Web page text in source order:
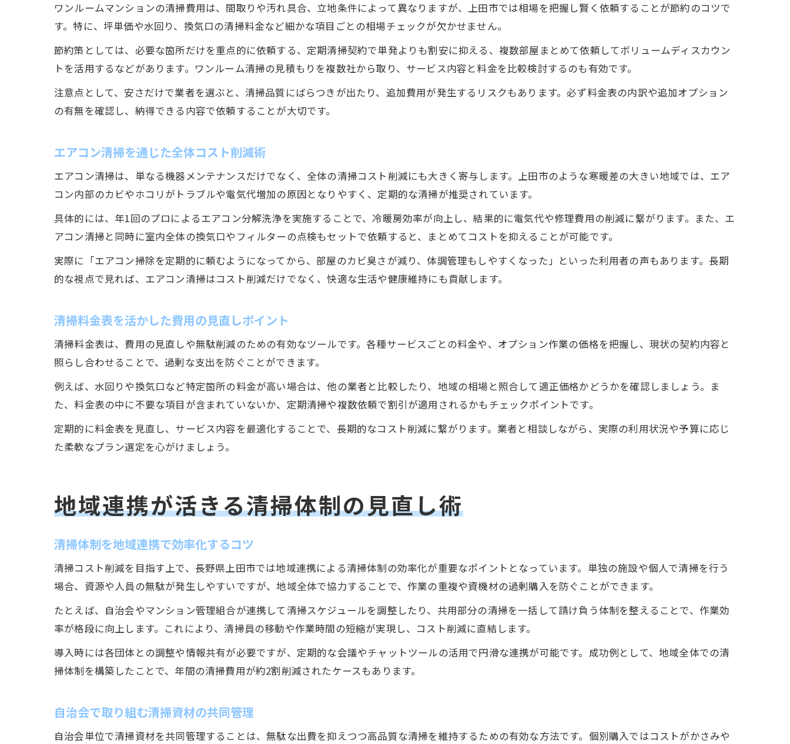
作業効率化で人件費・資材代を同時に削減
清掃人員の最適配置がコスト減に直結
清掃品質を守りつつコストを下げる極意
清掃品質維持とコスト削減の両立方法
ヤニ汚れ対策を徹底し費用負担を軽減
定期的な清掃見直しで資源を有効活用
ワンルームマンションの清掃費用は、間取りや汚れ具合、立地条件によって異なりますが、上田市では相場を把握し賢く依頼することが節約のコツで
す。特に、坪単価や水回り、換気口の清掃料金など細かな項目ごとの相場チェックが欠かせません。
節約策としては、必要な箇所だけを重点的に依頼する、定期清掃契約で単発よりも割安に抑える、複数部屋まとめて依頼してボリュームディスカウン
トを活用するなどがあります。ワンルーム清掃の見積もりを複数社から取り、サービス内容と料金を比較検討するのも有効です。
注意点として、安さだけで業者を選ぶと、清掃品質にばらつきが出たり、追加費用が発生するリスクもあります。必ず料金表の内訳や追加オプション
の有無を確認し、納得できる内容で依頼することが大切です。
エアコン清掃を通じた全体コスト削減術
エアコン清掃は、単なる機器メンテナンスだけでなく、全体の清掃コスト削減にも大きく寄与します。上田市のような寒暖差の大きい地域では、エア
コン内部のカビやホコリがトラブルや電気代増加の原因となりやすく、定期的な清掃が推奨されています。
具体的には、年1回のプロによるエアコン分解洗浄を実施することで、冷暖房効率が向上し、結果的に電気代や修理費用の削減に繋がります。また、エ
アコン清掃と同時に室内全体の換気口やフィルターの点検もセットで依頼すると、まとめてコストを抑えることが可能です。
実際に「エアコン掃除を定期的に頼むようになってから、部屋のカビ臭さが減り、体調管理もしやすくなった」といった利用者の声もあります。長期
的な視点で見れば、エアコン清掃はコスト削減だけでなく、快適な生活や健康維持にも貢献します。
清掃料金表を活かした費用の見直しポイント
清掃料金表は、費用の見直しや無駄削減のための有効なツールです。各種サービスごとの料金や、オプション作業の価格を把握し、現状の契約内容と
照らし合わせることで、過剰な支出を防ぐことができます。
例えば、水回りや換気口など特定箇所の料金が高い場合は、他の業者と比較したり、地域の相場と照合して適正価格かどうかを確認しましょう。ま
た、料金表の中に不要な項目が含まれていないか、定期清掃や複数依頼で割引が適用されるかもチェックポイントです。
定期的に料金表を見直し、サービス内容を最適化することで、長期的なコスト削減に繋がります。業者と相談しながら、実際の利用状況や予算に応じ
た柔軟なプラン選定を心がけましょう。
地域連携が活きる清掃体制の見直し術
清掃体制を地域連携で効率化するコツ
清掃コスト削減を目指す上で、長野県上田市では地域連携による清掃体制の効率化が重要なポイントとなっています。単独の施設や個人で清掃を行う
場合、資源や人員の無駄が発生しやすいですが、地域全体で協力することで、作業の重複や資機材の過剰購入を防ぐことができます。
たとえば、自治会やマンション管理組合が連携して清掃スケジュールを調整したり、共用部分の清掃を一括して請け負う体制を整えることで、作業効
率が格段に向上します。これにより、清掃員の移動や作業時間の短縮が実現し、コスト削減に直結します。
導入時には各団体との調整や情報共有が必要ですが、定期的な会議やチャットツールの活用で円滑な連携が可能です。成功例として、地域全体での清
掃体制を構築したことで、年間の清掃費用が約2割削減されたケースもあります。
自治会で取り組む清掃資材の共同管理
自治会単位で清掃資材を共同管理することは、無駄な出費を抑えつつ高品質な清掃を維持するための有効な方法です。個別購入ではコストがかさみや